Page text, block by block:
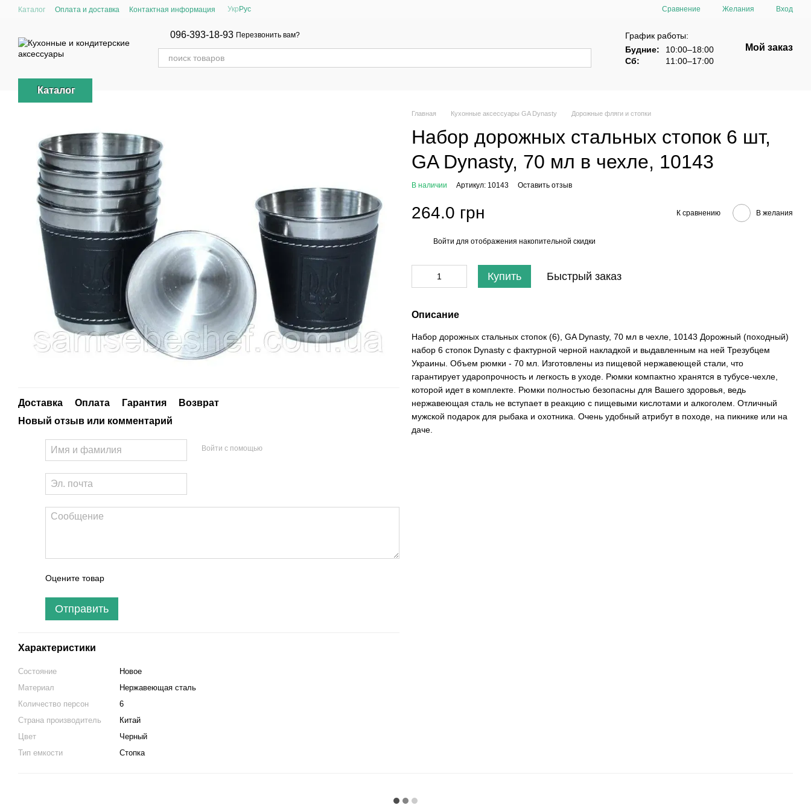
Перейти к основному контенту
Каталог Оплата и доставка Контактная информация Укр Рус Сравнение Желания Вход
096-393-18-93 Перезвонить вам?
График работы:
Будние:
10:00–18:00
Сб:
11:00–17:00
Мой заказ
Каталог
Доставка Оплата Гарантия
Возврат
Новый отзыв или комментарий
Войти с помощью
Оцените товар
Отправить
Характеристики
Состояние
Новое
Материал
Нержавеющая сталь
Количество персон
6
Страна производитель
Китай
Цвет
Черный
Тип емкости
Стопка
Главная Кухонные аксессуары GA Dynasty Дорожные фляги и стопки
Набор дорожных стальных стопок 6 шт,
GA Dynasty, 70 мл в чехле, 10143
В наличии Артикул: 10143 Оставить отзыв
264.0 грн К сравнению В желания
Войти для отображения накопительной скидки
Купить Быстрый заказ
Описание
Набор дорожных стальных стопок (6), GA Dynasty, 70 мл в чехле, 10143 Дорожный (походный)
набор 6 стопок Dynasty с фактурной черной накладкой и выдавленным на ней Трезубцем
Украины. Объем рюмки - 70 мл. Изготовлены из пищевой нержавеющей стали, что
гарантирует ударопрочность и легкость в уходе. Рюмки компактно хранятся в тубусе-чехле,
которой идет в комплекте. Рюмки полностью безопасны для Вашего здоровья, ведь
нержавеющая сталь не вступает в реакцию с пищевыми кислотами и алкоголем. Отличный
мужской подарок для рыбака и охотника. Очень удобный атрибут в походе, на пикнике или на
даче.